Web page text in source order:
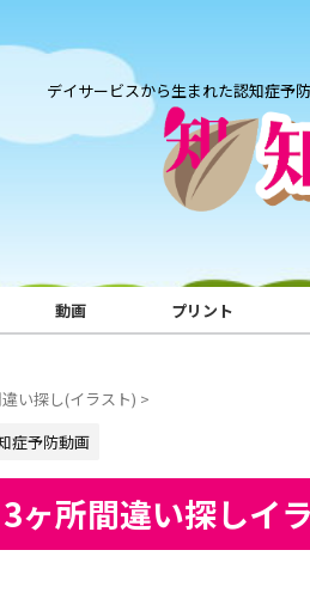
デイサービスから生まれた認知症予
動画 プリント
い探し(イラスト) >
症予防動画
ヶ所間違い探しイ